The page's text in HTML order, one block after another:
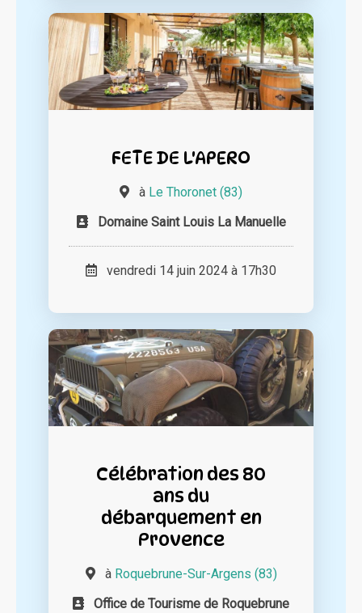
FETE DE L'APERO
à Le Thoronet (83)
Domaine Saint Louis La Manuelle
vendredi 14 juin 2024 à 17h30
Célébration des 80
ans du
débarquement en
Provence
à Roquebrune-Sur-Argens (83)
Office de Tourisme de Roquebrune